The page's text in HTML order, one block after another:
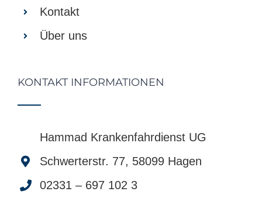
Kontakt
Über uns
KONTAKT INFORMATIONEN
Hammad Krankenfahrdienst UG
Schwerterstr. 77, 58099 Hagen
02331 – 697 102 3